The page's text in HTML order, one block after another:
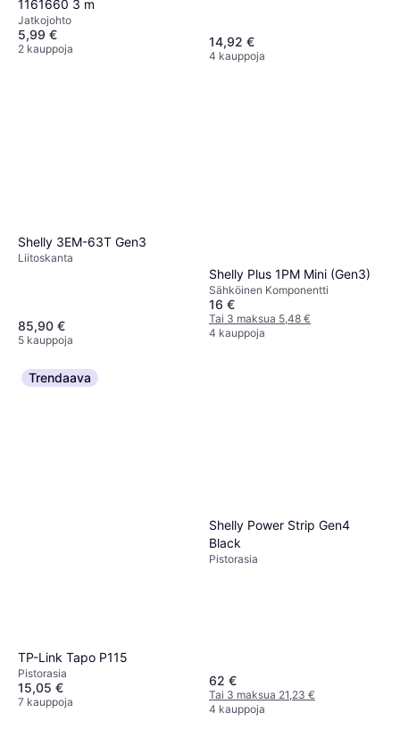
1161660 3 m
Jatkojohto
5,99 €
2 kauppoja 14,92 €
4 kauppoja
Shelly 3EM-63T Gen3
Liitoskanta
85,90 €
5 kauppoja
Shelly Plus 1PM Mini (Gen3)
Sähköinen Komponentti
16 €
Tai 3 maksua 5,48 €
4 kauppoja
Trendaava
TP-Link Tapo P115
Pistorasia
15,05 €
7 kauppoja
Shelly Power Strip Gen4
Black
Pistorasia
62 €
Tai 3 maksua 21,23 €
4 kauppoja